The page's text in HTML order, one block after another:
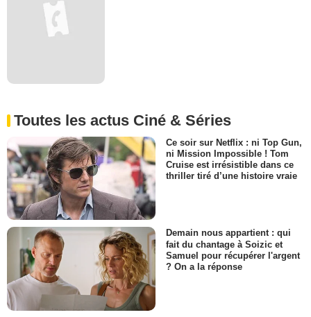
Toutes les actus Ciné & Séries
Ce soir sur Netflix : ni Top Gun,
ni Mission Impossible ! Tom
Cruise est irrésistible dans ce
thriller tiré d’une histoire vraie
Demain nous appartient : qui
fait du chantage à Soizic et
Samuel pour récupérer l'argent
? On a la réponse